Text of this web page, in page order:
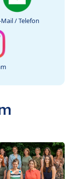
Mail / Telefon